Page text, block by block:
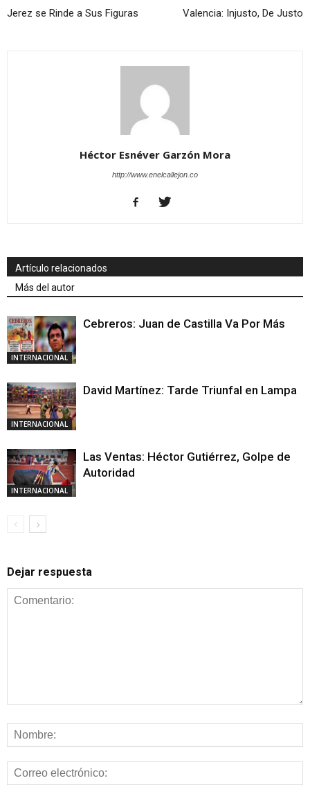
Jerez se Rinde a Sus Figuras Valencia: Injusto, De Justo
Héctor Esnéver Garzón Mora
http://www.enelcallejon.co
Artículo relacionados
Más del autor
INTERNACIONAL
Cebreros: Juan de Castilla Va Por Más
INTERNACIONAL
David Martínez: Tarde Triunfal en Lampa
INTERNACIONAL
Las Ventas: Héctor Gutiérrez, Golpe de
Autoridad
Dejar respuesta